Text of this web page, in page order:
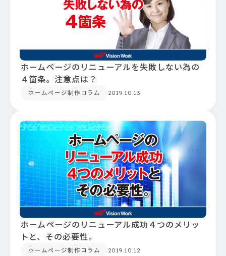
ホームページのリニューアルを失敗しない為の
４箇条。注意点は？
ホームページ制作コラム 2019.10.13
ホームページのリニューアル成功４つのメリッ
トと、その必要性。
ホームページ制作コラム 2019.10.12